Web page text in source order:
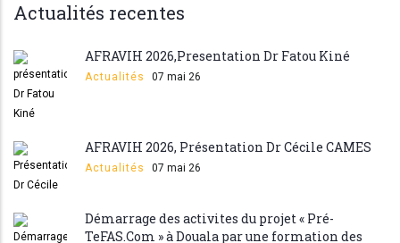
Actualités recentes
AFRAVIH 2026,Presentation Dr Fatou Kiné
Actualités 07 mai 26
AFRAVIH 2026, Présentation Dr Cécile CAMES
Actualités 07 mai 26
Démarrage des activites du projet « Pré-
TeFAS.Com » à Douala par une formation des